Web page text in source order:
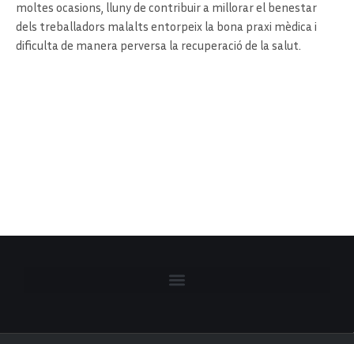
moltes ocasions, lluny de contribuir a millorar el benestar
dels treballadors malalts entorpeix la bona praxi mèdica i
dificulta de manera perversa la recuperació de la salut.